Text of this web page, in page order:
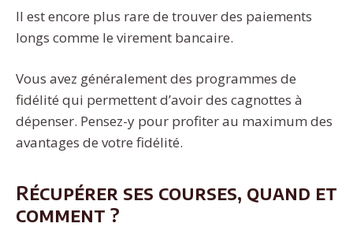
Il est encore plus rare de trouver des paiements
longs comme le virement bancaire.
Vous avez généralement des programmes de
fidélité qui permettent d’avoir des cagnottes à
dépenser. Pensez-y pour profiter au maximum des
avantages de votre fidélité.
Récupérer ses courses, quand et
comment ?